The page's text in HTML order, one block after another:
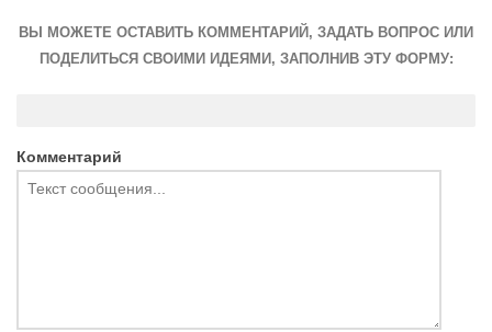
ВЫ МОЖЕТЕ ОСТАВИТЬ КОММЕНТАРИЙ, ЗАДАТЬ ВОПРОС ИЛИ
ПОДЕЛИТЬСЯ СВОИМИ ИДЕЯМИ, ЗАПОЛНИВ ЭТУ ФОРМУ:
Комментарий